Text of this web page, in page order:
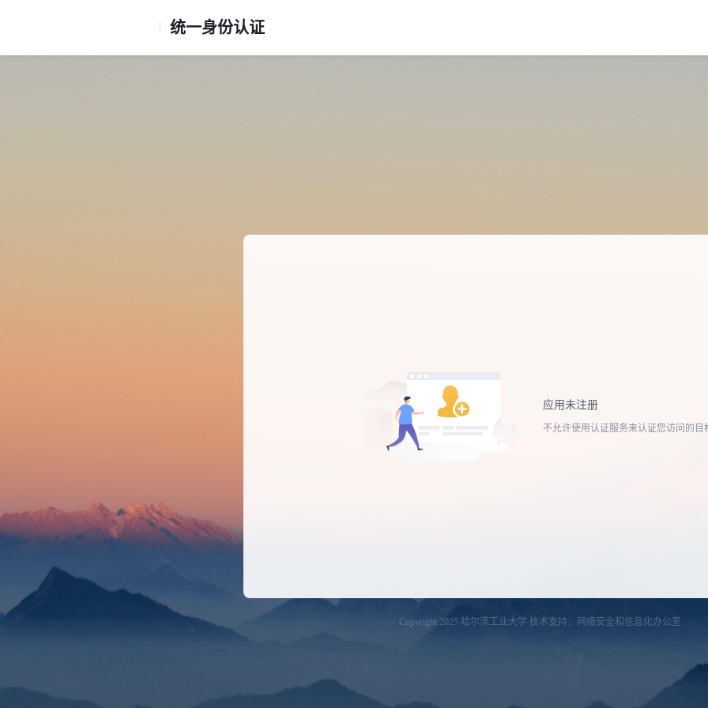
统一身份认证
应用未注册
不允许使用认证服务来认证您访问的目
Copyright 2025 哈尔滨工业大学 技术支持：网络安全和信息化办公室